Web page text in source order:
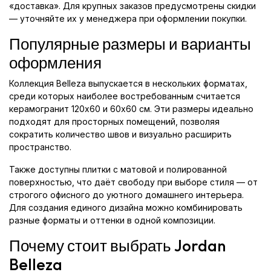
«доставка». Для крупных заказов предусмотрены скидки
— уточняйте их у менеджера при оформлении покупки.
Популярные размеры и варианты
оформления
Коллекция Belleza выпускается в нескольких форматах,
среди которых наиболее востребованным считается
керамогранит 120x60 и 60x60 см. Эти размеры идеально
подходят для просторных помещений, позволяя
сократить количество швов и визуально расширить
пространство.
Также доступны плитки с матовой и полированной
поверхностью, что даёт свободу при выборе стиля — от
строгого офисного до уютного домашнего интерьера.
Для создания единого дизайна можно комбинировать
разные форматы и оттенки в одной композиции.
Почему стоит выбрать Jordan
Belleza